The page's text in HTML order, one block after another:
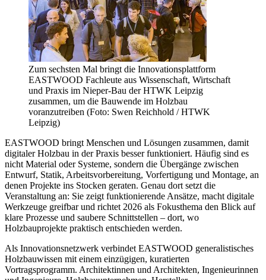
Zum sechsten Mal bringt die Innovationsplattform
EASTWOOD Fachleute aus Wissenschaft, Wirtschaft
und Praxis im Nieper-Bau der HTWK Leipzig
zusammen, um die Bauwende im Holzbau
voranzutreiben (Foto: Swen Reichhold / HTWK
Leipzig)
EASTWOOD bringt Menschen und Lösungen zusammen, damit
digitaler Holzbau in der Praxis besser funktioniert. Häufig sind es
nicht Material oder Systeme, sondern die Übergänge zwischen
Entwurf, Statik, Arbeitsvorbereitung, Vorfertigung und Montage, an
denen Projekte ins Stocken geraten. Genau dort setzt die
Veranstaltung an: Sie zeigt funktionierende Ansätze, macht digitale
Werkzeuge greifbar und richtet 2026 als Fokusthema den Blick auf
klare Prozesse und saubere Schnittstellen – dort, wo
Holzbauprojekte praktisch entschieden werden.
Als Innovationsnetzwerk verbindet EASTWOOD generalistisches
Holzbauwissen mit einem einzügigen, kuratierten
Vortragsprogramm. Architektinnen und Architekten, Ingenieurinnen